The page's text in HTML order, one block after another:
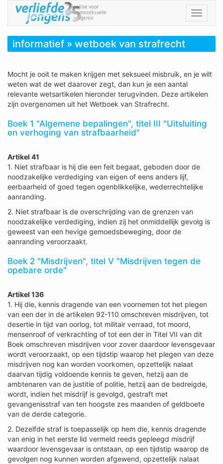
Toggle
informatief » wetboek van strafrecht
Mocht je ooit te maken krijgen met seksueel misbruik, en je wilt
weten wat de wet daarover zegt, dan kun je een aantal
relevante wetsartikelen hieronder terugvinden. Deze artikelen
zijn overgenomen uit het Wetboek van Strafrecht.
Boek 1 "Algemene bepalingen", titel III "Uitsluiting
en verhoging van strafbaarheid"
Artikel 41
1. Niet strafbaar is hij die een feit begaat, geboden door de
noodzakelijke verdediging van eigen of eens anders lijf,
eerbaarheid of goed tegen ogenblikkelijke, wederrechtelijke
aanranding.
2. Niet strafbaar is de overschrijding van de grenzen van
noodzakelijke verdediging, indien zij het onmiddellijk gevolg is
geweest van een hevige gemoedsbeweging, door de
aanranding veroorzaakt.
Boek 2 "Misdrijven", titel V "Misdrijven tegen de
opebare orde"
Artikel 136
1. Hij die, kennis dragende van een voornemen tot het plegen
van een der in de artikelen 92-110 omschreven misdrijven, tot
desertie in tijd van oorlog, tot militair verraad, tot moord,
mensenroof of verkrachting of tot een der in Titel VII van dit
Boek omschreven misdrijven voor zover daardoor levensgevaar
wordt veroorzaakt, op een tijdstip waarop het plegen van deze
misdrijven nog kan worden voorkomen, opzettelijk nalaat
daarvan tijdig voldoende kennis te geven, hetzij aan de
ambtenaren van de justitie of politie, hetzij aan de bedreigde,
wordt, indien het misdrijf is gevolgd, gestraft met
gevangenisstraf van ten hoogste zes maanden of geldboete
van de derde categorie.
2. Dezelfde straf is toepasselijk op hem die, kennis dragende
van enig in het eerste lid vermeld reeds gepleegd misdrijf
waardoor levensgevaar is ontstaan, op een tijdstip waarop de
gevolgen nog kunnen worden afgewend, opzettelijk nalaat